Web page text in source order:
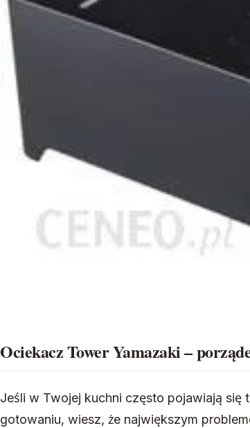
Ociekacz Tower Yamazaki –
Jeśli w Twojej kuchni często pojawiają się
gotowaniu, wiesz, że największym